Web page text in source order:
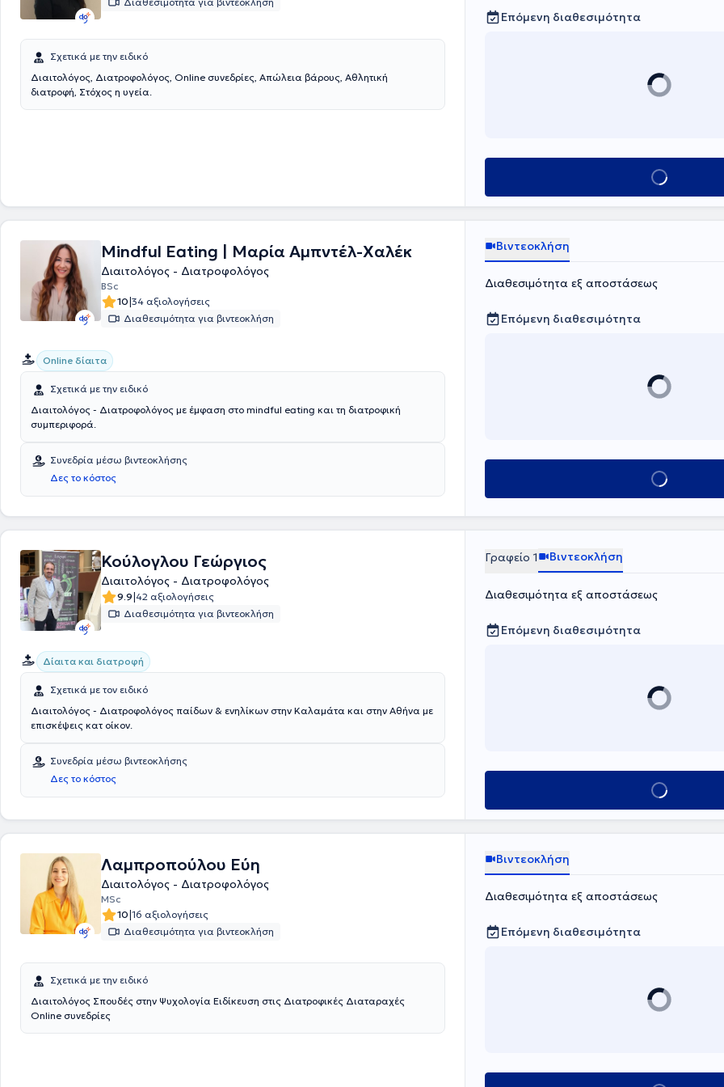
τις τρέχουσες εξελίξεις, ώστε να παραμένει ενημερωμένος στην έρευνα της επιστήμης
της διατροφής.
Σχετικά με την ειδικό
Διαιτολόγος, Διατροφολόγος, Online συνεδρίες, Απώλεια βάρους, Αθλητική
διατροφή, Στόχος η υγεία.
Επόμενη διαθεσιμότητα
Κλείσε ραντεβού
Mindful Eating | Μαρία Αμπντέλ-Χαλέκ
Διαιτολόγος - Διατροφολόγος
BSc
10|34 αξιολογήσεις
Διαθεσιμότητα για βιντεοκλήση
Online δίαιτα
Σχετικά με την ειδικό
Διαιτολόγος - Διατροφολόγος με έμφαση στο mindful eating και τη διατροφική
συμπεριφορά.
Συνεδρία μέσω βιντεοκλήσης
Δες το κόστος
Βιντεοκλήση
Διαθεσιμότητα εξ αποστάσεως
Επόμενη διαθεσιμότητα
Κλείσε ραντεβού
Κούλογλου Γεώργιος
Διαιτολόγος - Διατροφολόγος
9.9|42 αξιολογήσεις
Διαθεσιμότητα για βιντεοκλήση
Δίαιτα και διατροφή
Σχετικά με τον ειδικό
Διαιτολόγος - Διατροφολόγος παίδων & ενηλίκων στην Καλαμάτα και στην Αθήνα με
επισκέψεις κατ οίκον.
Συνεδρία μέσω βιντεοκλήσης
Δες το κόστος
Γραφείο 1 Βιντεοκλήση
Διαθεσιμότητα εξ αποστάσεως
Επόμενη διαθεσιμότητα
Κλείσε ραντεβού
Λαμπροπούλου Εύη
Διαιτολόγος - Διατροφολόγος
MSc
10|16 αξιολογήσεις
Διαθεσιμότητα για βιντεοκλήση
Σχετικά με την ειδικό
Διαιτολόγος Σπουδές στην Ψυχολογία Ειδίκευση στις Διατροφικές Διαταραχές
Online συνεδρίες
Βιντεοκλήση
Διαθεσιμότητα εξ αποστάσεως
Επόμενη διαθεσιμότητα